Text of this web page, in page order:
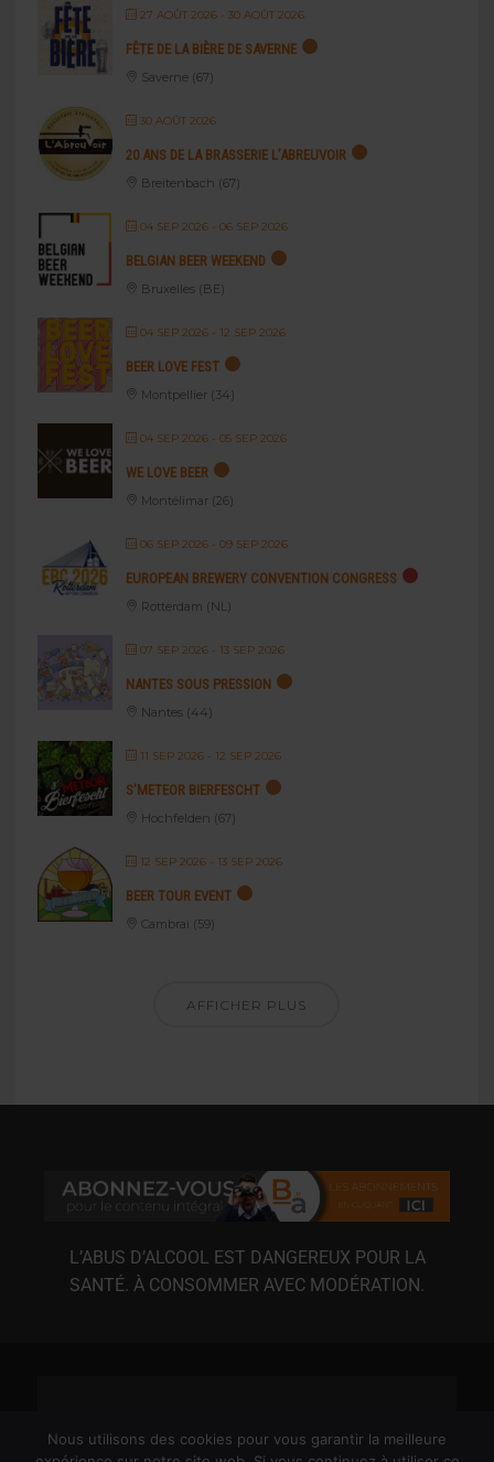
27 AOÛT 2026- 30 AOÛT 2026
FÊTE DE LA BIÈRE DE SAVERNE
Saverne (67)
30 AOÛT 2026
20 ANS DE LA BRASSERIE L’ABREUVOIR
Breitenbach (67)
04 SEP 2026- 06 SEP 2026
BELGIAN BEER WEEKEND
Bruxelles (BE)
04 SEP 2026- 12 SEP 2026
BEER LOVE FEST
Montpellier (34)
04 SEP 2026- 05 SEP 2026
WE LOVE BEER
Montélimar (26)
06 SEP 2026- 09 SEP 2026
EUROPEAN BREWERY CONVENTION CONGRESS
Rotterdam (NL)
07 SEP 2026- 13 SEP 2026
NANTES SOUS PRESSION
Nantes (44)
11 SEP 2026- 12 SEP 2026
S’METEOR BIERFESCHT
Hochfelden (67)
12 SEP 2026- 13 SEP 2026
BEER TOUR EVENT
Cambrai (59)
AFFICHER PLUS
L’ABUS D’ALCOOL EST DANGEREUX POUR LA
SANTÉ. À CONSOMMER AVEC MODÉRATION.
Nous utilisons des cookies pour vous garantir la meilleure